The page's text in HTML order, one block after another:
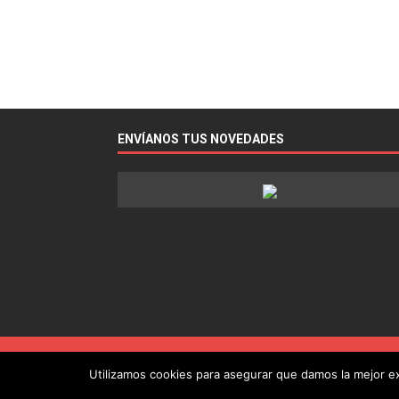
ENVÍANOS TUS NOVEDADES
Copyright © 2022 - Guía de la Radio
Utilizamos cookies para asegurar que damos la mejor